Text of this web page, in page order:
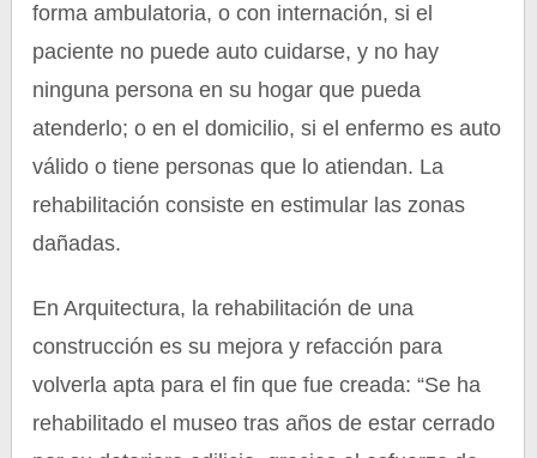
forma ambulatoria, o con internación, si el
paciente no puede auto cuidarse, y no hay
ninguna persona en su hogar que pueda
atenderlo; o en el domicilio, si el enfermo es auto
válido o tiene personas que lo atiendan. La
rehabilitación consiste en estimular las zonas
dañadas.
En Arquitectura, la rehabilitación de una
construcción es su mejora y refacción para
volverla apta para el fin que fue creada: “Se ha
rehabilitado el museo tras años de estar cerrado